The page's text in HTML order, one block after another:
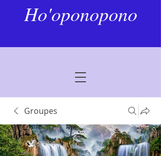
Ho'oponopono
Groupes